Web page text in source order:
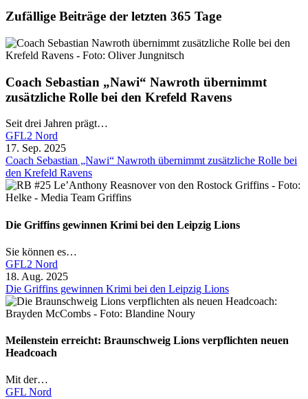
Zufällige Beiträge der letzten 365 Tage
Coach Sebastian „Nawi“ Nawroth übernimmt
zusätzliche Rolle bei den Krefeld Ravens
Seit drei Jahren prägt…
GFL2 Nord
17. Sep. 2025
Coach Sebastian „Nawi“ Nawroth übernimmt zusätzliche Rolle bei
den Krefeld Ravens
Die Griffins gewinnen Krimi bei den Leipzig Lions
Sie können es…
GFL2 Nord
18. Aug. 2025
Die Griffins gewinnen Krimi bei den Leipzig Lions
Meilenstein erreicht: Braunschweig Lions verpflichten neuen
Headcoach
Mit der…
GFL Nord